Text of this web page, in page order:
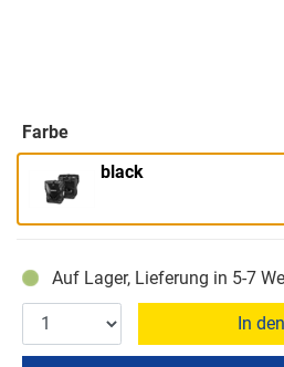
Farbe
black
Auf Lager, Lieferung in 5-7
In